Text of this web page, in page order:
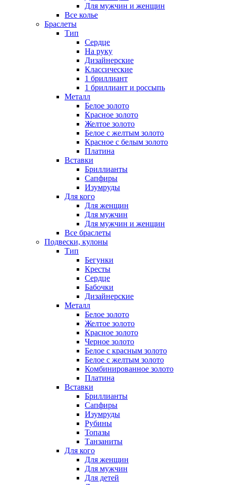
Для мужчин и женщин
Все колье
Браслеты
Тип
Сердце
На руку
Дизайнерские
Классические
1 бриллиант
1 бриллиант и россыпь
Металл
Белое золото
Красное золото
Желтое золото
Белое с желтым золото
Красное с белым золото
Платина
Вставки
Бриллианты
Сапфиры
Изумруды
Для кого
Для женщин
Для мужчин
Для мужчин и женщин
Все браслеты
Подвески, кулоны
Тип
Бегунки
Кресты
Сердце
Бабочки
Дизайнерские
Металл
Белое золото
Желтое золото
Красное золото
Черное золото
Белое с красным золото
Белое с желтым золото
Комбинированное золото
Платина
Вставки
Бриллианты
Сапфиры
Изумруды
Рубины
Топазы
Танзаниты
Для кого
Для женщин
Для мужчин
Для детей